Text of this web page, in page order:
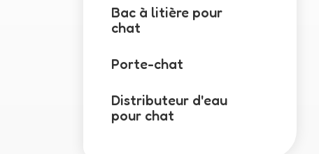
Bac à litière pour
chat
Porte-chat
Distributeur d'eau
pour chat